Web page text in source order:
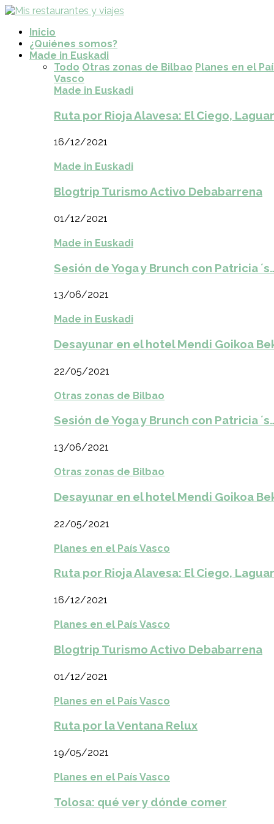
Inicio
¿Quiénes somos?
Made in Euskadi
Todo Otras zonas de Bilbao Planes en el
Vasco
Made in Euskadi
Ruta por Rioja Alavesa: El Ciego,
16/12/2021
Made in Euskadi
Blogtrip Turismo Activo Debabarrena
01/12/2021
Made in Euskadi
Sesión de Yoga y Brunch con Patricia
13/06/2021
Made in Euskadi
Desayunar en el hotel Mendi Goikoa
22/05/2021
Otras zonas de Bilbao
Sesión de Yoga y Brunch con Patricia
13/06/2021
Otras zonas de Bilbao
Desayunar en el hotel Mendi Goikoa
22/05/2021
Planes en el País Vasco
Ruta por Rioja Alavesa: El Ciego,
16/12/2021
Planes en el País Vasco
Blogtrip Turismo Activo Debabarrena
01/12/2021
Planes en el País Vasco
Ruta por la Ventana Relux
19/05/2021
Planes en el País Vasco
Tolosa: qué ver y dónde comer